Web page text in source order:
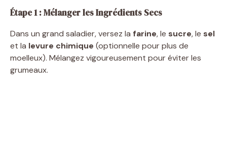
Étape 1 : Mélanger les Ingrédients Secs
Dans un grand saladier, versez la farine, le sucre, le sel
et la levure chimique (optionnelle pour plus de
moelleux). Mélangez vigoureusement pour éviter les
grumeaux.